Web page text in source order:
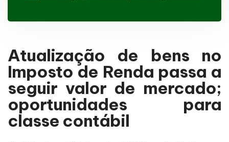
Atualização de bens no
Imposto de Renda passa a
seguir valor de mercado;
oportunidades para
classe contábil